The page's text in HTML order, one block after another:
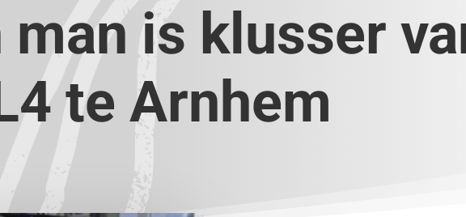
is klusser
te Arnhem